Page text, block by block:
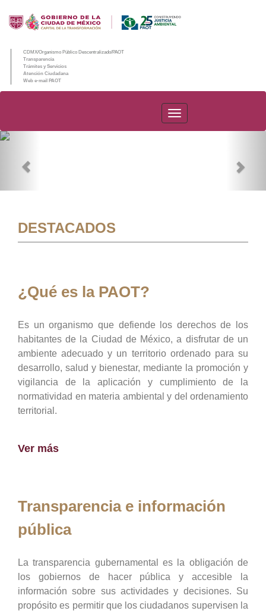
CDMX/Organismo Público Descentralizado/PAOT
Transparencia
Trámites y Servicios
Atención Ciudadana
Web e-mail PAOT
PAOT
DESTACADOS
¿Qué es la PAOT?
Es un organismo que defiende los derechos de los
habitantes de la Ciudad de México, a disfrutar de un
ambiente adecuado y un territorio ordenado para su
desarrollo, salud y bienestar, mediante la promoción y
vigilancia de la aplicación y cumplimiento de la
normatividad en materia ambiental y del ordenamiento
territorial.
Ver más
Transparencia e información
pública
La transparencia gubernamental es la obligación de
los gobiernos de hacer pública y accesible la
información sobre sus actividades y decisiones. Su
propósito es permitir que los ciudadanos supervisen la